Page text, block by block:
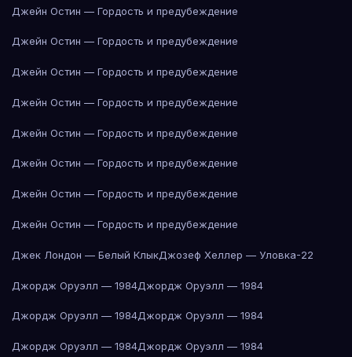
Джейн Остин — Гордость и предубеждение
Джейн Остин — Гордость и предубеждение
Джейн Остин — Гордость и предубеждение
Джейн Остин — Гордость и предубеждение
Джейн Остин — Гордость и предубеждение
Джейн Остин — Гордость и предубеждение
Джейн Остин — Гордость и предубеждение
Джейн Остин — Гордость и предубеждение
Джек Лондон — Белый КлыкДжозеф Хеллер — Уловка-22
Джордж Оруэлл — 1984Джордж Оруэлл — 1984
Джордж Оруэлл — 1984Джордж Оруэлл — 1984
Джордж Оруэлл — 1984Джордж Оруэлл — 1984